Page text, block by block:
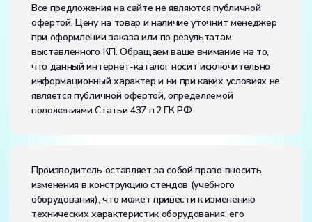
Потребляемая мощность, В·А:50
Электропитание:
напряжение, В:220
частота, Гц:50
Класс защиты от поражения электрическим током:
Диапазон рабочих температур, ˚С:+10…+35
Влажность, %:до 80
Все предложения на сайте не являются публичной
офертой. Цену на товар и наличие уточнит менеджер
при оформлении заказа или по результатам
выставленного КП. Обращаем ваше внимание на то,
что данный интернет-каталог носит исключительно
информационный характер и ни при каких условиях не
является публичной офертой, определяемой
положениями Статьи 437 п.2 ГК РФ
Производитель оставляет за собой право вносить
изменения в конструкцию стендов (учебного
оборудования), что может привести к изменению
технических характеристик оборудования, его